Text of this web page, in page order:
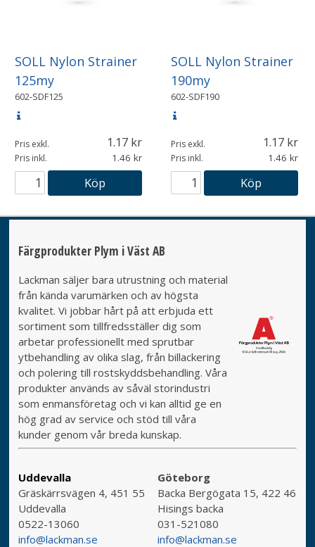
SOLL Nylon Strainer
125my
602-SDF125
Pris exkl. 1.17
Pris inkl. 1.46
Köp
SOLL Nylon Strainer
190my
602-SDF190
Pris exkl. 1.17
Pris inkl. 1.46
Köp
Färgprodukter Plym i Väst AB
Lackman säljer bara utrustning och material
från kända varumärken och av högsta
kvalitet. Vi jobbar hårt på att erbjuda ett
sortiment som tillfredsställer dig som
arbetar professionellt med sprutbar
ytbehandling av olika slag, från billackering
och polering till rostskyddsbehandling. Våra
produkter används av såväl storindustri
som enmansföretag och vi kan alltid ge en
hög grad av service och stöd till våra
kunder genom vår breda kunskap.
Uddevalla
Gräskärrsvägen 4, 451 55
Uddevalla
0522-13060
info@lackman.se
Göteborg
Backa Bergögata 15, 422 46
Hisings backa
031-521080
info@lackman.se